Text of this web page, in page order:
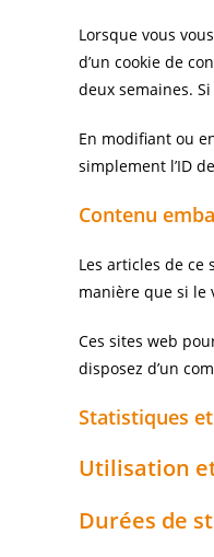
Lorsque vous
d’un cookie de
deux semaines.
En modifiant ou
simplement l’ID
Contenu
Les articles de ce
manière que si le
Ces sites web
disposez d’un
Statistiques
Utilisation
Durées de